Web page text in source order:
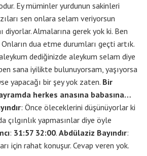
Ey müminler yurdunun sakinleri
sen onlara selam veriyorsun
diyorlar. Almalarına gerek yok ki. Ben
dua etme durumları geçti artık.
dediğinizde aleykum selam diye
sana iyilikte bulunuyorsam, yaşıyorsa
yapacağı bir şey yok zaten. Bir
herkes anasına babasına…
: Önce öleceklerini düşünüyorlar ki
çılgınlık yapmasınlar diye öyle
: 31:57 32:00. Abdülaziz Bayındır:
için rahat konuşur. Cevap veren yok.